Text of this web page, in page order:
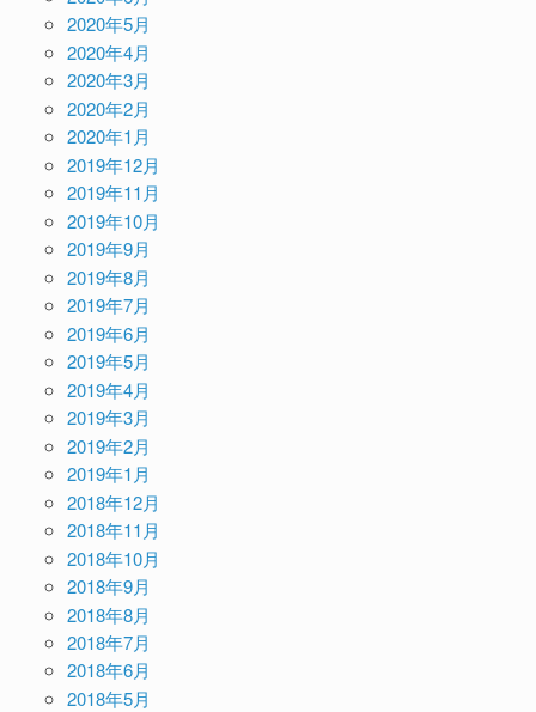
2020年5月
2020年4月
2020年3月
2020年2月
2020年1月
2019年12月
2019年11月
2019年10月
2019年9月
2019年8月
2019年7月
2019年6月
2019年5月
2019年4月
2019年3月
2019年2月
2019年1月
2018年12月
2018年11月
2018年10月
2018年9月
2018年8月
2018年7月
2018年6月
2018年5月